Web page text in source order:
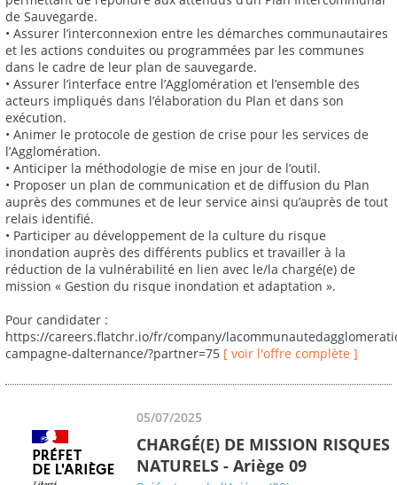
de Sauvegarde.
• Assurer l’interconnexion entre les démarches communautaires
et les actions conduites ou programmées par les communes
dans le cadre de leur plan de sauvegarde.
• Assurer l’interface entre l’Agglomération et l’ensemble des
acteurs impliqués dans l’élaboration du Plan et dans son
exécution.
• Animer le protocole de gestion de crise pour les services de
l’Agglomération.
• Anticiper la méthodologie de mise en jour de l’outil.
• Proposer un plan de communication et de diffusion du Plan
auprès des communes et de leur service ainsi qu’auprès de tout
relais identifié.
• Participer au développement de la culture du risque
inondation auprès des différents publics et travailler à la
réduction de la vulnérabilité en lien avec le/la chargé(e) de
mission « Gestion du risque inondation et adaptation ».
Pour candidater :
https://careers.flatchr.io/fr/company/
campagne-dalternance/?partner=75 [ voir l'offre complète ]
05/07/2025
CHARGÉ(E) DE MISSION RISQUES
NATURELS - Ariège 09